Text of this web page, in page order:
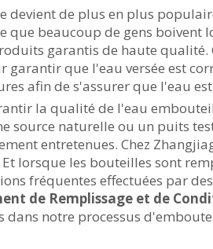
devient de plus en plus
que beaucoup de gens
garantis de haute
que l'eau versée est
afin de s'assurer que l'eau
la qualité de l'eau
source naturelle ou un puits
entretenues. Chez
lorsque les bouteilles sont
fréquentes effectuées par
de Remplissage et de
notre processus